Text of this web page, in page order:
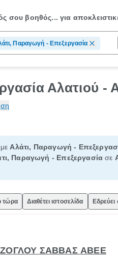
σου βοηθός...για
Παραγωγή - Επεξεργασία
Αλατιού -
Αλάτι, Παραγωγή -
Παραγωγή - Επεξεργασία σε
τώρα Διαθέτει ιστοσελίδα
ΣΑΒΒΑΣ ΑΒΕΕ